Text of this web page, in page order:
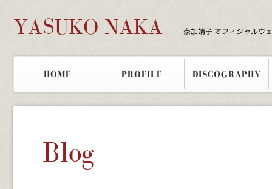
YASUKO NAKA 奈加靖子 オフィシャルウ
HOME PROFILE DISCOGRAPHY
Blog